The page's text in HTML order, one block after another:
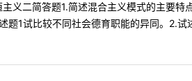
义二简答题1.简述混合主义模式的主要
1试比较不同社会德育职能的异同。2.试